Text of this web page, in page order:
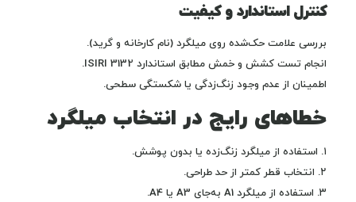
کنترل استاندارد و کیفیت
بررسی علامت حک‌شده روی میلگرد (نام کارخانه و گرید).
انجام تست کشش و خمش مطابق استاندارد ISIRI 3132.
اطمینان از عدم وجود زنگ‌زدگی یا شکستگی سطحی.
خطاهای رایج در انتخاب میلگرد
۱. استفاده از میلگرد زنگ‌زده یا بدون پوشش.
۲. انتخاب قطر کمتر از حد طراحی.
۳. استفاده از میلگرد A1 به‌جای A3 یا A4.